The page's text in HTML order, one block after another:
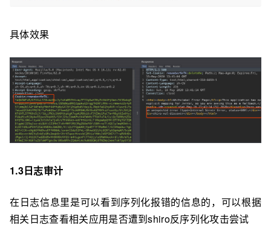
具体效果
1.3日志审计
在⽇志信息⾥是可以看到序列化报错的信息的，可以根据
相关日志查看相关应⽤是否遭到shiro反序列化攻击尝试